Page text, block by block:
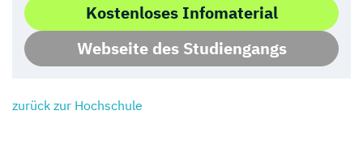
Kostenloses Infomaterial
Webseite des Studiengangs
zurück zur Hochschule